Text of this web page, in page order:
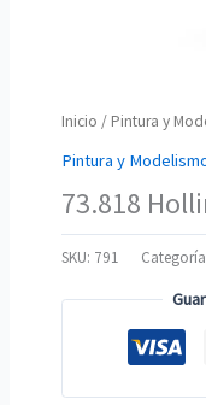
Inicio / Pintura y
Pintura y
73.818
SKU: 791